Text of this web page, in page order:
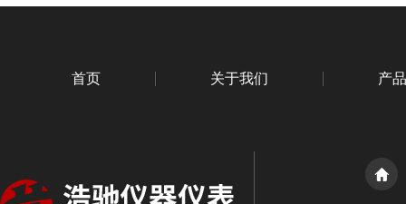
首页 关于我们 产